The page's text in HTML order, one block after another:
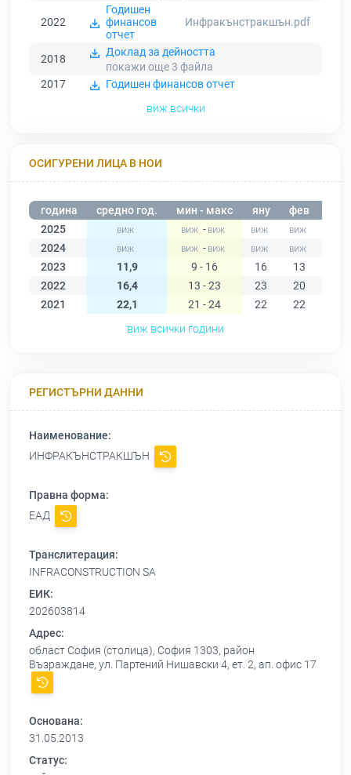
2022
Годишен
финансов
отчет
Инфракънстракшън.pdf
2018
Доклад за дейността
покажи още 3 файла
2017
Годишен финансов отчет
виж всички
ОСИГУРЕНИ ЛИЦА В НОИ
година средно год. мин - макс яну фев
2025
-
2024
-
2023
11,9 9 - 16 16 13
2022
16,4 13 - 23 23 20
2021
22,1 21 - 24 22 22
виж всички години
РЕГИСТЪРНИ ДАННИ
Наименование:
ИНФРАКЪНСТРАКШЪН
Правна форма:
ЕАД
Транслитерация:
INFRACONSTRUCTION SA
ЕИК:
202603814
Адрес:
област София (столица), София 1303, район
Възраждане, ул. Партений Нишавски 4, ет. 2, ап. офис 17
Основана:
31.05.2013
Статус: